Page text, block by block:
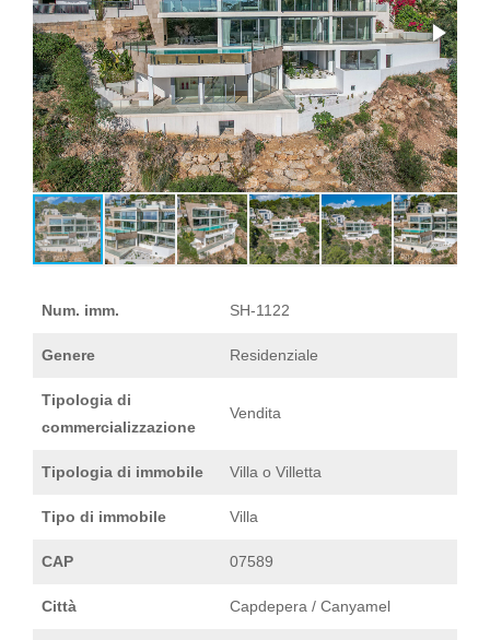
Num. imm. SH-1122
Genere Residenziale
Tipologia di
commercializzazione
Vendita
Tipologia di immobile Villa o Villetta
Tipo di immobile Villa
CAP 07589
Città Capdepera / Canyamel